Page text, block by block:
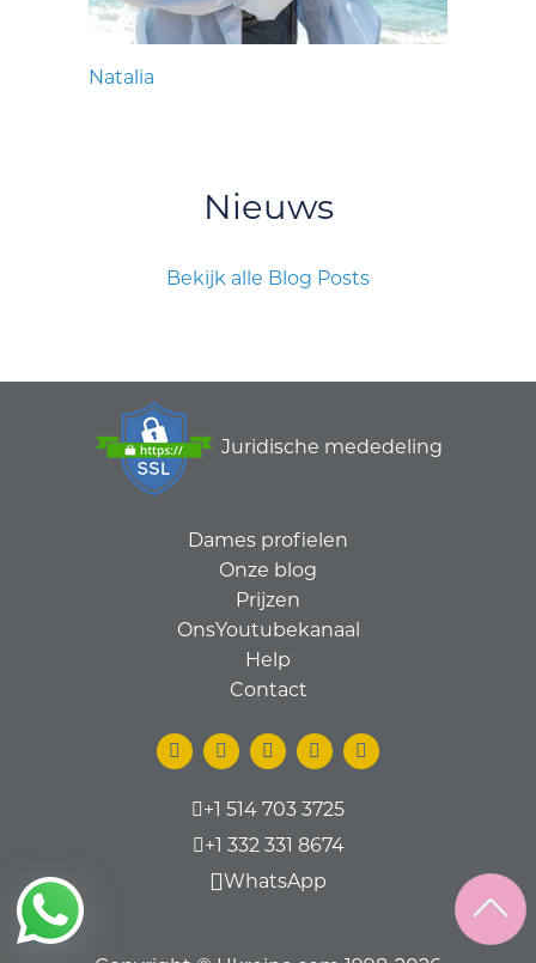
Natalia
Nieuws
Bekijk alle Blog Posts
Juridische mededeling
Dames profielen
Onze blog
Prijzen
OnsYoutubekanaal
Help
Contact
+1 514 703 3725
+1 332 331 8674
WhatsApp